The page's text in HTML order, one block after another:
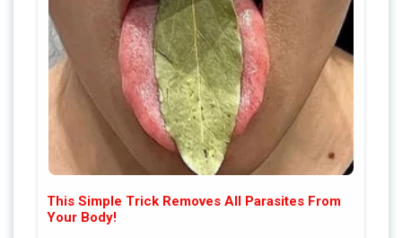
This Simple Trick Removes All Parasites From
Your Body!